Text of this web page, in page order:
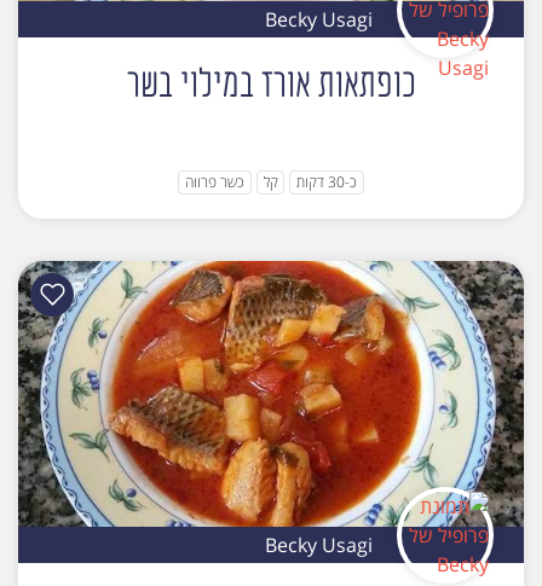
Becky Usagi
כופתאות אורז במילוי בשר
כ-30 דקות קל כשר פרווה
Becky Usagi